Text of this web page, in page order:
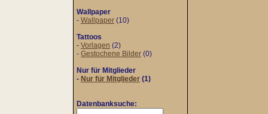
Wallpaper
- Wallpaper (10)
Tattoos
- Vorlagen (2)
- Gestochene Bilder (0)
Nur für Mitglieder
- Nur für Mitglieder (1)
Datenbanksuche: